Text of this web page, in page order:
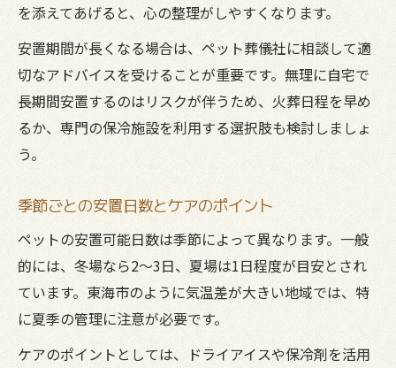
を添えてあげると、心の整理がしやすくなります。
安置期間が長くなる場合は、ペット葬儀社に相談して適
切なアドバイスを受けることが重要です。無理に自宅で
長期間安置するのはリスクが伴うため、火葬日程を早め
るか、専門の保冷施設を利用する選択肢も検討しましょ
う。
季節ごとの安置日数とケアのポイント
ペットの安置可能日数は季節によって異なります。一般
的には、冬場なら2～3日、夏場は1日程度が目安とされ
ています。東海市のように気温差が大きい地域では、特
に夏季の管理に注意が必要です。
ケアのポイントとしては、ドライアイスや保冷剤を活用